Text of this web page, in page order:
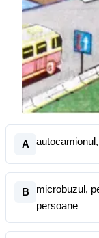
A
B
microbuzul,
persoane